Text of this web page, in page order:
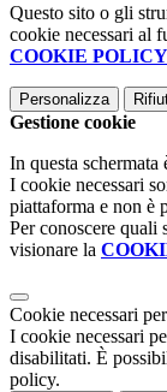
Questo sito o gli
cookie necessari al
COOKIE POLICY
Personalizza
Gestione cookie
In questa
I cookie necessari
piattaforma e non è
Per conoscere quali
visionare la
Cookie necessari
I cookie necessari
disabilitati. È
policy.